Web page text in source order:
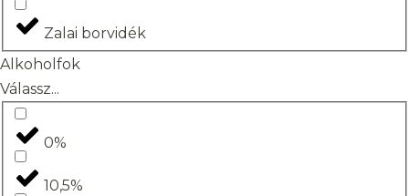
Zalai borvidék
Alkoholfok
Válassz...
0%
10,5%